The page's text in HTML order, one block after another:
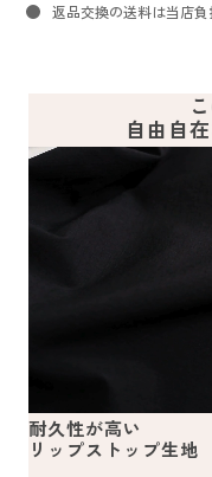
返品交換の送料は当店負
自由自
耐久性が高い
リップストップ生地